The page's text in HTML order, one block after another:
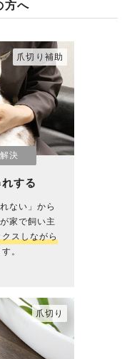
方へ
決
する
ない」から
家で飼い主
クスしながら
。
爪切り補助
爪切り